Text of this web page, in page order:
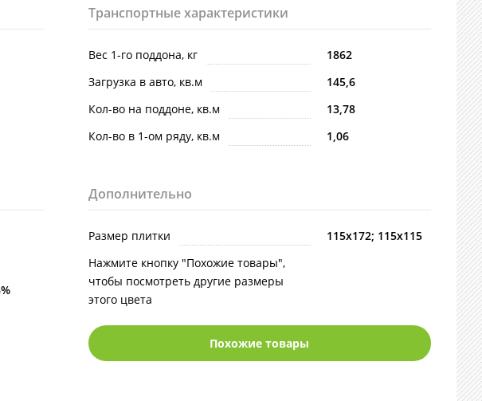
Транспортные характеристики
Вес 1-го поддона, кг
1862
Загрузка в авто, кв.м
145,6
Кол-во на поддоне, кв.м
13,78
Кол-во в 1-ом ряду, кв.м
1,06
Дополнительно
Размер плитки
115х172; 115х115
Нажмите кнопку "Похожие товары",
чтобы посмотреть другие размеры
этого цвета
Похожие товары